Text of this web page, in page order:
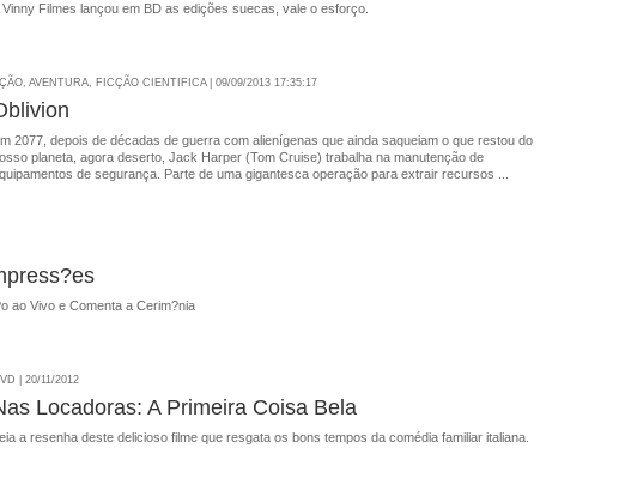
Vinny Filmes lançou em BD as edições suecas, vale o esforço.
AVENTURA, FICÇÃO CIENTIFICA | 09/09/2013 17:35:17
2077, depois de décadas de guerra com alienígenas que ainda saqueiam o que restou do
planeta, agora deserto, Jack Harper (Tom Cruise) trabalha na manutenção de
de segurança. Parte de uma gigantesca operação para extrair recursos ...
ao Vivo e Comenta a Cerim?nia
| 20/11/2012
Locadoras: A Primeira Coisa Bela
a resenha deste delicioso filme que resgata os bons tempos da comédia familiar italiana.